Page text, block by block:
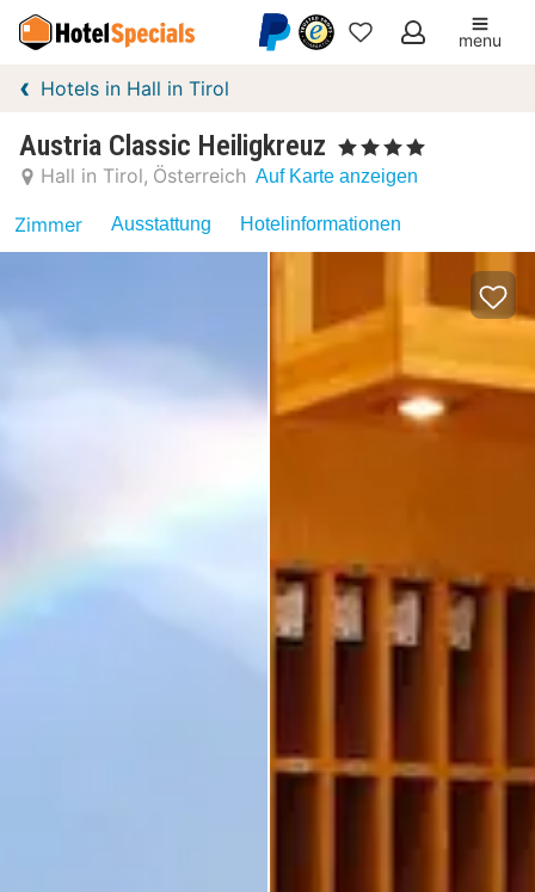
Meine
menu
Hotels in Hall in Tirol
Austria Classic Heiligkreuz , 4 Sterne
Hall in Tirol Österreich Auf Karte anzeigen
Zimmer Ausstattung Hotelinformationen